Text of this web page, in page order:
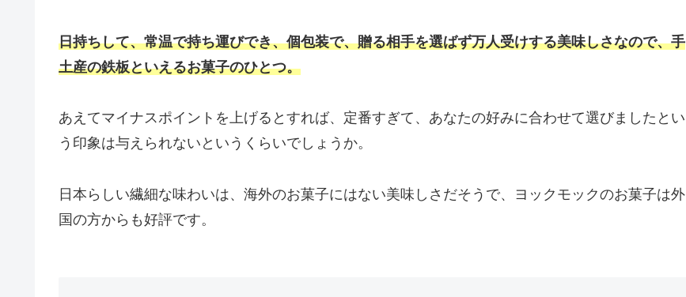
日持ちして、常温で持ち運びでき、個包装で、贈る相手を選ばず万人受けする美味しさなので、手
土産の鉄板といえるお菓子のひとつ。
あえてマイナスポイントを上げるとすれば、定番すぎて、あなたの好みに合わせて選びましたとい
う印象は与えられないというくらいでしょうか。
日本らしい繊細な味わいは、海外のお菓子にはない美味しさだそうで、ヨックモックのお菓子は外
国の方からも好評です。